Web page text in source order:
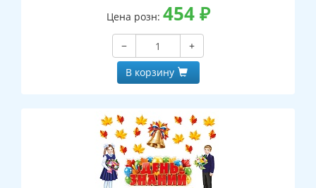
Цена розн: 454₽
−
+
В корзину